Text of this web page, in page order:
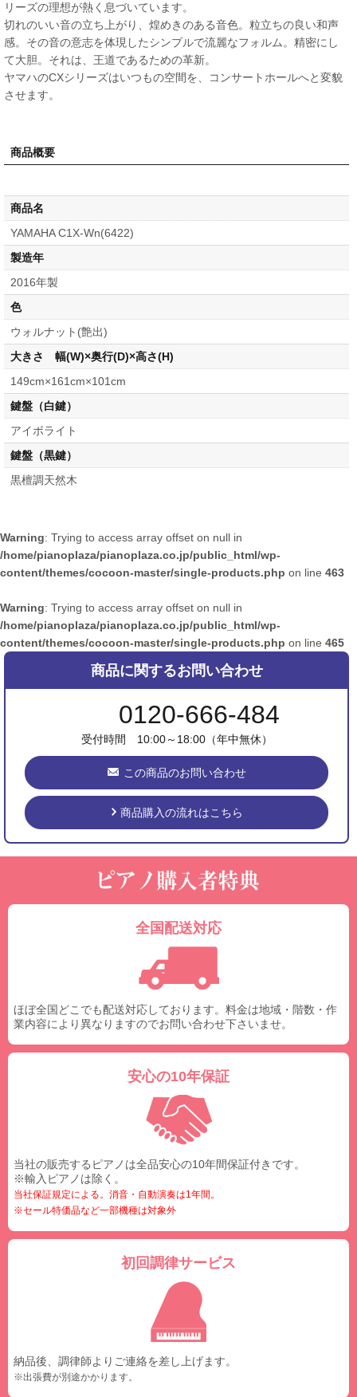
リーズの理想が熱く息づいています。
切れのいい音の立ち上がり、煌めきのある音色。粒立ちの良い和声
感。その音の意志を体現したシンプルで流麗なフォルム。精密にし
て大胆。それは、王道であるための革新。
ヤマハのCXシリーズはいつもの空間を、コンサートホールへと変貌
させます。
商品概要
商品名
YAMAHA C1X-Wn(6422)
製造年
2016年製
色
ウォルナット(艶出)
大きさ 幅(W)×奥行(D)×高さ(H)
149cm×161cm×101cm
鍵盤（白鍵）
アイボライト
鍵盤（黒鍵）
黒檀調天然木
Warning: Trying to access array offset on null in
/home/pianoplaza/pianoplaza.co.jp/public_html/wp-
content/themes/cocoon-master/single-products.php on line 463
Warning: Trying to access array offset on null in
/home/pianoplaza/pianoplaza.co.jp/public_html/wp-
content/themes/cocoon-master/single-products.php on line 465
商品に関するお問い合わせ
0120-666-484
受付時間 10:00～18:00（年中無休）
この商品のお問い合わせ
商品購入の流れはこちら
全国配送対応
ほぼ全国どこでも配送対応しております。料金は地域・階数・作
業内容により異なりますのでお問い合わせ下さいませ。
安心の10年保証
当社の販売するピアノは全品安心の10年間保証付きです。
※輸入ピアノは除く。
当社保証規定による。消音・自動演奏は1年間。
※セール特価品など一部機種は対象外
初回調律サービス
納品後、調律師よりご連絡を差し上げます。
※出張費が別途かかります。